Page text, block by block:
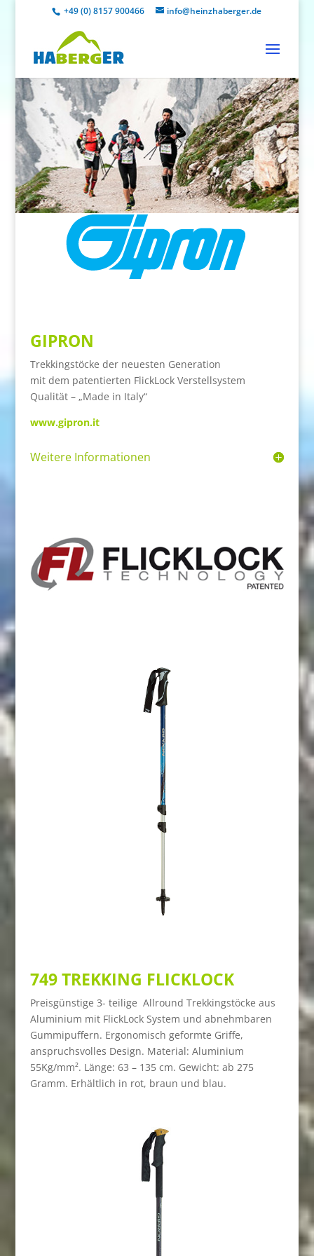
+49 (0) 8157 900466 info@heinzhaberger.de
GIPRON
Trekkingstöcke der neuesten Generation
mit dem patentierten FlickLock Verstellsystem
Qualität – „Made in Italy“
www.gipron.it
Weitere Informationen
749 TREKKING FLICKLOCK
Preisgünstige 3- teilige Allround Trekkingstöcke aus
Aluminium mit FlickLock System und abnehmbaren
Gummipuffern. Ergonomisch geformte Griffe,
anspruchsvolles Design. Material: Aluminium
55Kg/mm². Länge: 63 – 135 cm. Gewicht: ab 275
Gramm. Erhältlich in rot, braun und blau.